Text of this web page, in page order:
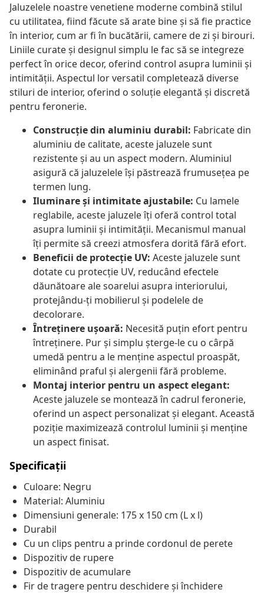
Jaluzelele noastre venetiene moderne combină stilul
cu utilitatea, fiind făcute să arate bine și să fie practice
în interior, cum ar fi în bucătării, camere de zi și birouri.
Liniile curate și designul simplu le fac să se integreze
perfect în orice decor, oferind control asupra luminii și
intimității. Aspectul lor versatil completează diverse
stiluri de interior, oferind o soluție elegantă și discretă
pentru feronerie.
Construcție din aluminiu durabil: Fabricate din
aluminiu de calitate, aceste jaluzele sunt
rezistente și au un aspect modern. Aluminiul
asigură că jaluzelele își păstrează frumusețea pe
termen lung.
Iluminare și intimitate ajustabile: Cu lamele
reglabile, aceste jaluzele îți oferă control total
asupra luminii și intimității. Mecanismul manual
îți permite să creezi atmosfera dorită fără efort.
Beneficii de protecție UV: Aceste jaluzele sunt
dotate cu protecție UV, reducând efectele
dăunătoare ale soarelui asupra interiorului,
protejându-ți mobilierul și podelele de
decolorare.
Întreținere ușoară: Necesită puțin efort pentru
întreținere. Pur și simplu șterge-le cu o cârpă
umedă pentru a le menține aspectul proaspăt,
eliminând praful și alergenii fără probleme.
Montaj interior pentru un aspect elegant:
Aceste jaluzele se montează în cadrul feronerie,
oferind un aspect personalizat și elegant. Această
poziție maximizează controlul luminii și menține
un aspect finisat.
Specificații
Culoare: Negru
Material: Aluminiu
Dimensiuni generale: 175 x 150 cm (L x l)
Durabil
Cu un clips pentru a prinde cordonul de perete
Dispozitiv de rupere
Dispozitiv de acumulare
Fir de tragere pentru deschidere și închidere